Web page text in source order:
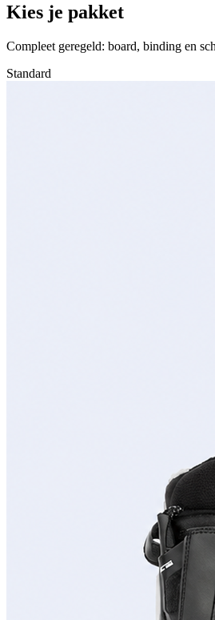
Kies je pakket
Compleet geregeld: board, binding en
Standard